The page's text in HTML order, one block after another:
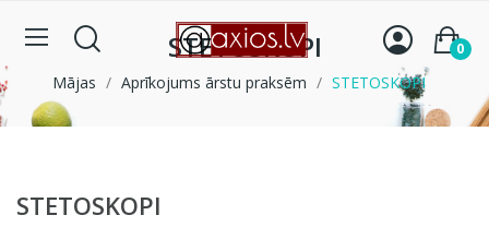
0
STETOSKOPI
Mājas Aprīkojums ārstu praksēm STETOSKOPI
STETOSKOPI